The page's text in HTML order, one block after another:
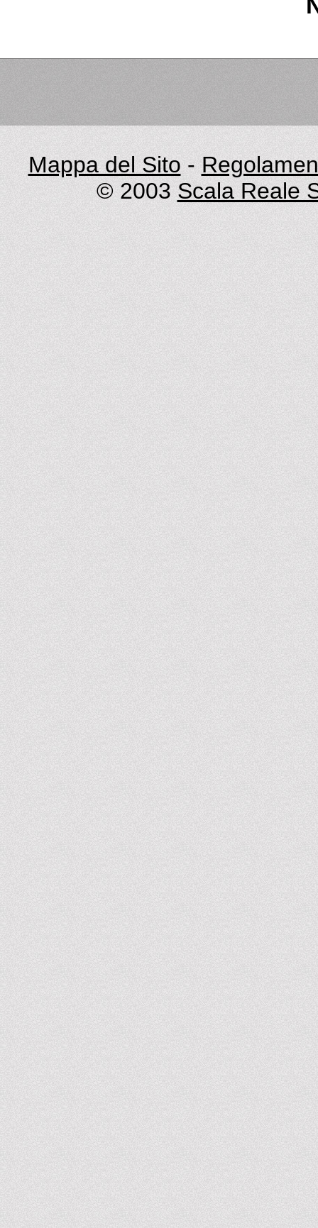
Mappa del Sito -
© 2003 Scala Reale